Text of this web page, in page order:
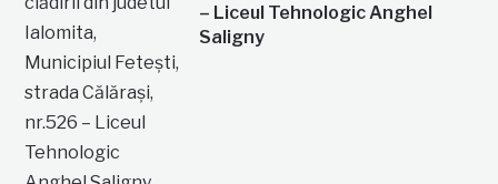
– Liceul Tehnologic Anghel
Saligny